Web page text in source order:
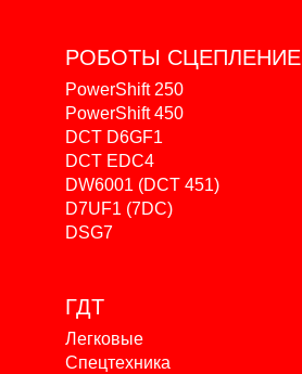
РОБОТЫ СЦЕПЛЕНИЕ
PowerShift 250
PowerShift 450
DCT D6GF1
DCT EDC4
DW6001 (DCT 451)
D7UF1 (7DC)
DSG7
ГДТ
Легковые
Спецтехника